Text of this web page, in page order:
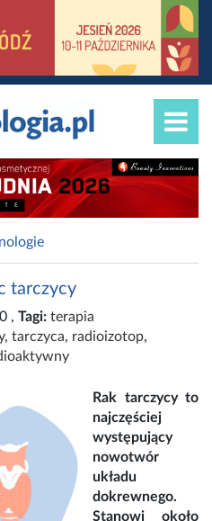
tarczycy
, Tagi: terapia
, tarczyca, radioizotop,
Rak tarczycy to
najczęściej
występujący
nowotwór
układu
dokrewnego.
Stanowi około